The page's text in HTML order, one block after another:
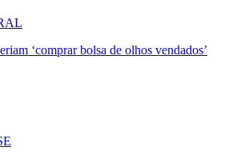
‘comprar bolsa de olhos vendados’